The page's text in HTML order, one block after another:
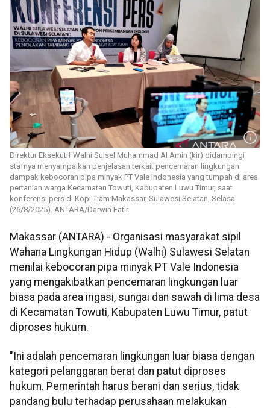
Direktur Eksekutif Walhi Sulsel Muhammad Al Amin (kir) didampingi
stafnya menyampaikan penjelasan terkait pencemaran lingkungan
dampak kebocoran pipa minyak PT Vale Indonesia yang tumpah di area
pertanian warga Kecamatan Towuti, Kabupaten Luwu Timur, saat
konferensi pers di Kopi Tiam Makassar, Sulawesi Selatan, Selasa
(26/8/2025). ANTARA/Darwin Fatir.
Makassar (ANTARA) - Organisasi masyarakat sipil
Wahana Lingkungan Hidup (Walhi) Sulawesi Selatan
menilai kebocoran pipa minyak PT Vale Indonesia
yang mengakibatkan pencemaran lingkungan luar
biasa pada area irigasi, sungai dan sawah di lima desa
di Kecamatan Towuti, Kabupaten Luwu Timur, patut
diproses hukum.
"Ini adalah pencemaran lingkungan luar biasa dengan
kategori pelanggaran berat dan patut diproses
hukum. Pemerintah harus berani dan serius, tidak
pandang bulu terhadap perusahaan melakukan